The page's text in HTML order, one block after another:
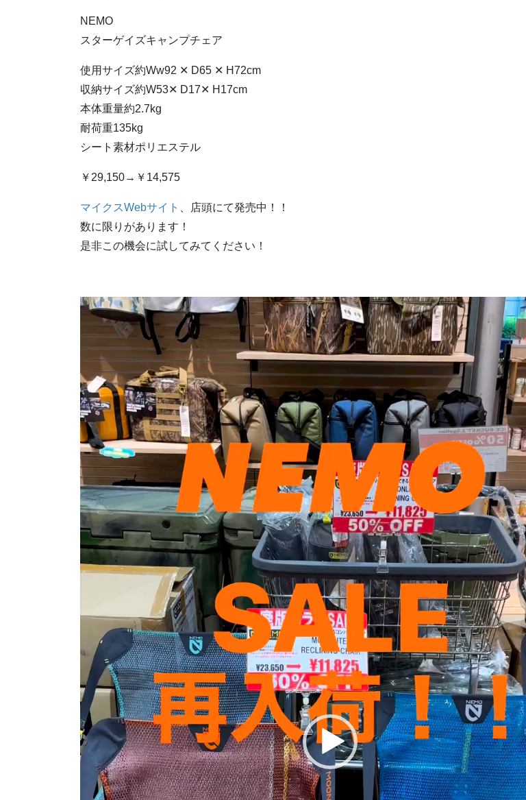
NEMO
スターゲイズキャンプチェア
使用サイズ約Ww92 ✕ D65 ✕ H72cm
収納サイズ約W53✕ D17✕ H17cm
本体重量約2.7kg
耐荷重135kg
シート素材ポリエステル
￥29,150→￥14,575
マイクスWebサイト
、店頭にて発売中！！
数に限りがあります！
是非この機会に試してみてください！
動
ー
ヤ
ー